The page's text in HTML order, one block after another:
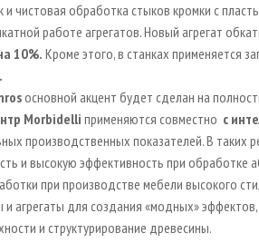
и чистовая обработка стыков кромки с
работе агрегатов. Новый агрегат
10%. Кроме этого, в станках применяется
.
основной акцент будет сделан на
Morbidelli применяются совместно с
производственных показателей. В таких
и высокую эффективность при обработке
при производстве мебели высокого
агрегаты для создания «модных» эффектов,
и структурирование древесины.